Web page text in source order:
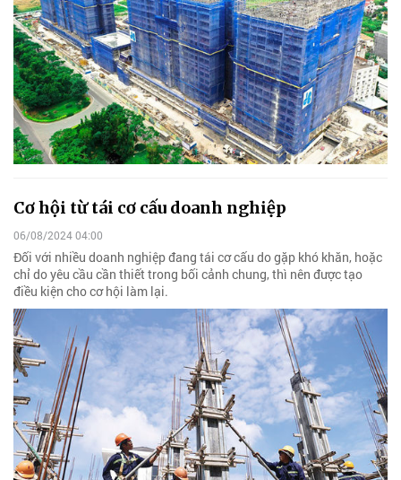
Cơ hội từ tái cơ cấu doanh nghiệp
06/08/2024 04:00
Đối với nhiều doanh nghiệp đang tái cơ cấu do gặp khó khăn, hoặc
chỉ do yêu cầu cần thiết trong bối cảnh chung, thì nên được tạo
điều kiện cho cơ hội làm lại.